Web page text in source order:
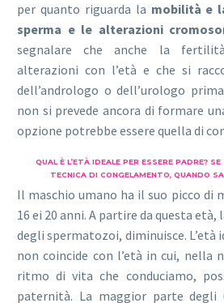
per quanto riguarda la mobilità e
sperma e le alterazioni
segnalare che anche la fertilità
alterazioni con l’età e che si
dell’andrologo o dell’urologo
non si prevede ancora di formare
opzione potrebbe essere quella di
QUAL È L’ETÀ IDEALE PER ESSERE PADRE?
TECNICA DI CONGELAMENTO, QUANDO
Il maschio umano ha il suo picco
16 ei 20 anni. A partire da questa
degli spermatozoi, diminuisce. L’età
non coincide con l’età in cui, nella
ritmo di vita che conduciamo,
paternità. La maggior parte degli